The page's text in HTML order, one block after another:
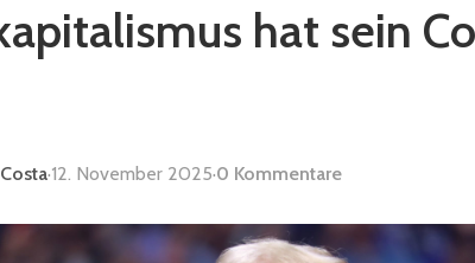
hat sein
·12. November 2025·0 Kommentare